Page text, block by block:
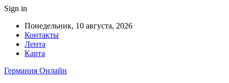
Sign in
Понедельник, 10 августа, 2026
Контакты
Лента
Карта
Германия Онлайн